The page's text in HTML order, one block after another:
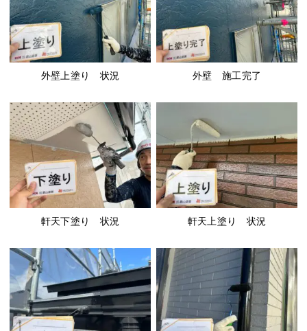
外壁上塗り 状況 外壁 施工完了
軒天下塗り 状況 軒天上塗り 状況